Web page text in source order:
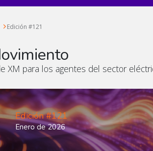
Edición #121
XM para los agentes del sector
Edición #121
Enero de 2026